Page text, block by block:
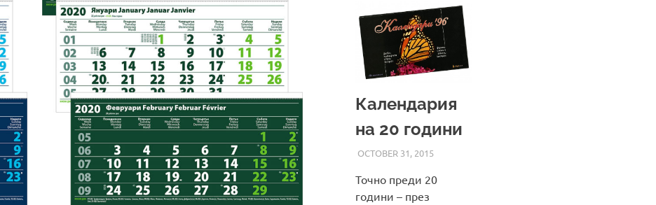
Календария
на 20 години
OCTOBER 31, 2015ADMIN
Точно преди 20
години – през